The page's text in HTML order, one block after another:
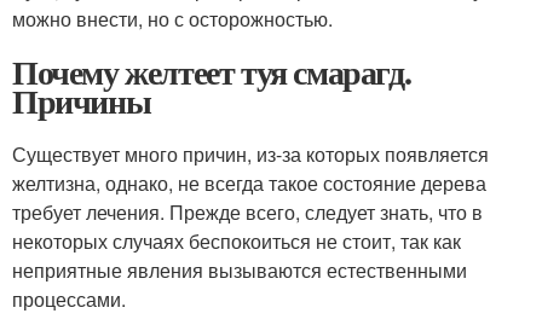
можно внести, но с осторожностью.
Почему желтеет туя смарагд.
Причины
Существует много причин, из-за которых появляется
желтизна, однако, не всегда такое состояние дерева
требует лечения. Прежде всего, следует знать, что в
некоторых случаях беспокоиться не стоит, так как
неприятные явления вызываются естественными
процессами.